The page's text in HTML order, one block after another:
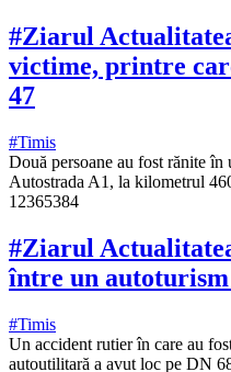
#Ziarul
victime, printre
47
#Timis
Două persoane au fost rănite
Autostrada A1, la kilometrul
12365384
#Ziarul
între un
#Timis
Un accident rutier în care au
autoutilitară a avut loc pe DN